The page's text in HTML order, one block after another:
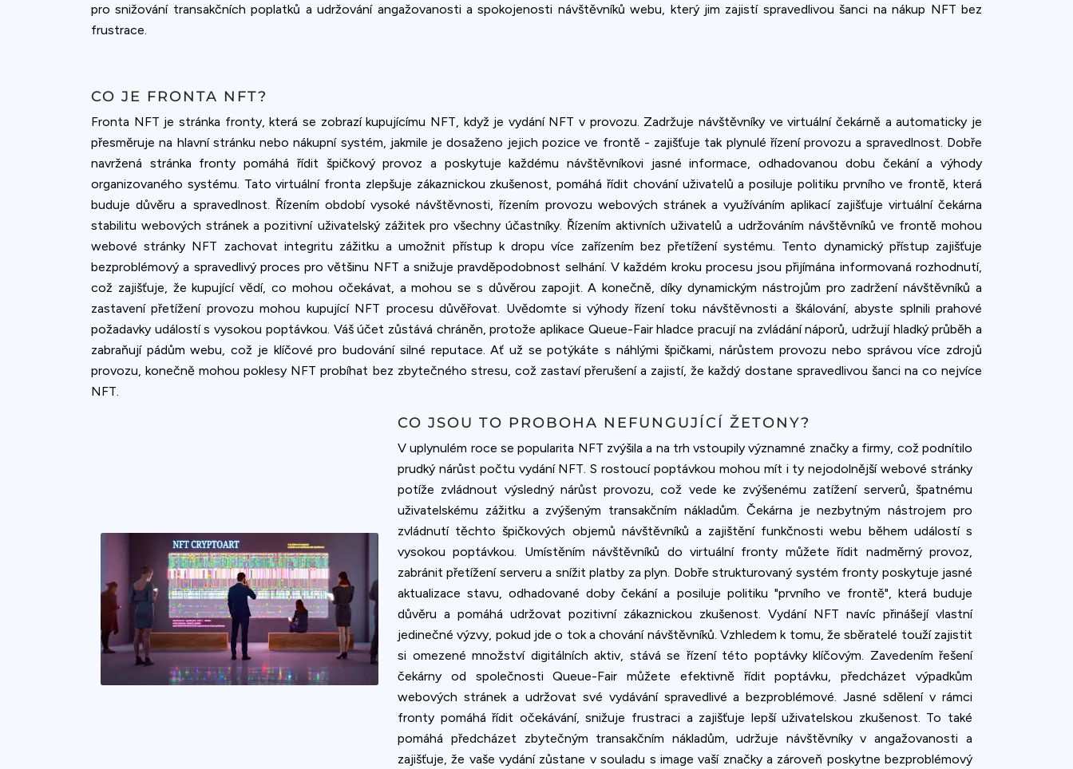
pro snižování transakčních poplatků a udržování angažovanosti a spokojenosti návštěvníků webu, který jim zajistí spravedlivou šanci na nákup NFT bez
frustrace.
CO JE FRONTA NFT?
Fronta NFT je stránka fronty, která se zobrazí kupujícímu NFT, když je vydání NFT v provozu. Zadržuje návštěvníky ve virtuální čekárně a automaticky je
přesměruje na hlavní stránku nebo nákupní systém, jakmile je dosaženo jejich pozice ve frontě - zajišťuje tak plynulé řízení provozu a spravedlnost. Dobře
navržená stránka fronty pomáhá řídit špičkový provoz a poskytuje každému návštěvníkovi jasné informace, odhadovanou dobu čekání a výhody
organizovaného systému. Tato virtuální fronta zlepšuje zákaznickou zkušenost, pomáhá řídit chování uživatelů a posiluje politiku prvního ve frontě, která
buduje důvěru a spravedlnost. Řízením období vysoké návštěvnosti, řízením provozu webových stránek a využíváním aplikací zajišťuje virtuální čekárna
stabilitu webových stránek a pozitivní uživatelský zážitek pro všechny účastníky. Řízením aktivních uživatelů a udržováním návštěvníků ve frontě mohou
webové stránky NFT zachovat integritu zážitku a umožnit přístup k dropu více zařízením bez přetížení systému. Tento dynamický přístup zajišťuje
bezproblémový a spravedlivý proces pro většinu NFT a snižuje pravděpodobnost selhání. V každém kroku procesu jsou přijímána informovaná rozhodnutí,
což zajišťuje, že kupující vědí, co mohou očekávat, a mohou se s důvěrou zapojit. A konečně, díky dynamickým nástrojům pro zadržení návštěvníků a
zastavení přetížení provozu mohou kupující NFT procesu důvěřovat. Uvědomte si výhody řízení toku návštěvnosti a škálování, abyste splnili prahové
požadavky událostí s vysokou poptávkou. Váš účet zůstává chráněn, protože aplikace Queue-Fair hladce pracují na zvládání náporů, udržují hladký průběh a
zabraňují pádům webu, což je klíčové pro budování silné reputace. Ať už se potýkáte s náhlými špičkami, nárůstem provozu nebo správou více zdrojů
provozu, konečně mohou poklesy NFT probíhat bez zbytečného stresu, což zastaví přerušení a zajistí, že každý dostane spravedlivou šanci na co nejvíce
NFT.
CO JSOU TO PROBOHA NEFUNGUJÍCÍ ŽETONY?
V uplynulém roce se popularita NFT zvýšila a na trh vstoupily významné značky a firmy, což podnítilo
prudký nárůst počtu vydání NFT. S rostoucí poptávkou mohou mít i ty nejodolnější webové stránky
potíže zvládnout výsledný nárůst provozu, což vede ke zvýšenému zatížení serverů, špatnému
uživatelskému zážitku a zvýšeným transakčním nákladům. Čekárna je nezbytným nástrojem pro
zvládnutí těchto špičkových objemů návštěvníků a zajištění funkčnosti webu během událostí s
vysokou poptávkou. Umístěním návštěvníků do virtuální fronty můžete řídit nadměrný provoz,
zabránit přetížení serveru a snížit platby za plyn. Dobře strukturovaný systém fronty poskytuje jasné
aktualizace stavu, odhadované doby čekání a posiluje politiku "prvního ve frontě", která buduje
důvěru a pomáhá udržovat pozitivní zákaznickou zkušenost. Vydání NFT navíc přinášejí vlastní
jedinečné výzvy, pokud jde o tok a chování návštěvníků. Vzhledem k tomu, že sběratelé touží zajistit
si omezené množství digitálních aktiv, stává se řízení této poptávky klíčovým. Zavedením řešení
čekárny od společnosti Queue-Fair můžete efektivně řídit poptávku, předcházet výpadkům
webových stránek a udržovat své vydávání spravedlivé a bezproblémové. Jasné sdělení v rámci
fronty pomáhá řídit očekávání, snižuje frustraci a zajišťuje lepší uživatelskou zkušenost. To také
pomáhá předcházet zbytečným transakčním nákladům, udržuje návštěvníky v angažovanosti a
zajišťuje, že vaše vydání zůstane v souladu s image vaší značky a zároveň poskytne bezproblémový